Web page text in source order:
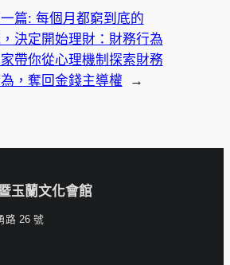
篇: 每個月都窮到底的
決定開始理財：財務行為
帶你從心理機制探索財務
，奪回金錢主導權
→
玉蘭文化會館
路 26 號